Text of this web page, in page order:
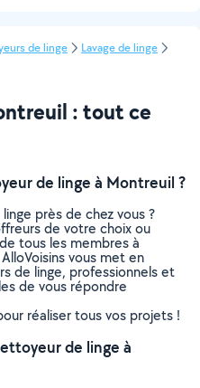
de linge
Lavage de linge
: tout ce
de linge à Montreuil ?
près de chez vous ?
de votre choix ou
tous les membres à
vous met en
de linge, professionnels et
de vous répondre
réaliser tous vos projets !
de linge à